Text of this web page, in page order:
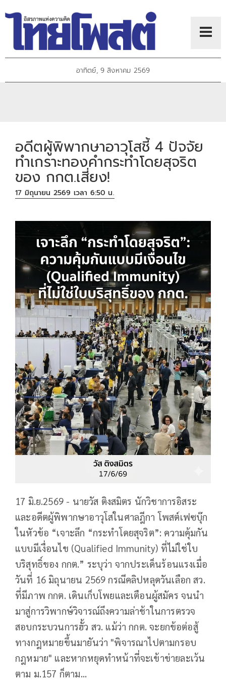
อาทิตย์, 9 สิงหาคม 2569
อดีตผู้พิพากษาอาวุโสชี้ 4 ปัจจัย
ทำเกราะทองคำกระทำโดยสุจริต
ของ กกต.เสี่ยง!
17 มิถุนายน 2569 เวลา 6:50 น.
17 มิ.ย.2569 - นายวัส ติงสมิตร นักวิชาการอิสระ
และอดีตผู้พิพากษาอาวุโสในศาลฎีกา โพสต์เฟซบุ๊ก
ในหัวข้อ “เจาะลึก “กระทำโดยสุจริต”: ความคุ้มกัน
แบบมีเงื่อนไข (Qualified Immunity) ที่ไม่ใช่ใบ
บริสุทธิ์ของ กกต.” ระบุว่า จากประเด็นร้อนแรงเมื่อ
วันที่ 16 มิถุนายน 2569 กรณีคลิปหลุดวันเลือก สว.
ที่มีภาพ กกต. เดินเก็บโพยและเตือนผู้สมัคร จนนำ
มาสู่การวิพากษ์วิจารณ์ถึงความล่าช้าในการตรวจ
สอบกระบวนการฮั้ว สว. แม้ว่า กกต. จะยกข้อต่อสู้
ทางกฎหมายขึ้นมายันว่า "พิจารณาไปตามกรอบ
กฎหมาย" และหากหยุดทำหน้าที่จะเข้าข่ายละเว้น
ตาม ม.157 ก็ตาม...